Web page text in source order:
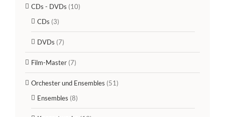
CDs - DVDs (10)
CDs (3)
DVDs (7)
Film-Master (7)
Orchester und Ensembles (51)
Ensembles (8)